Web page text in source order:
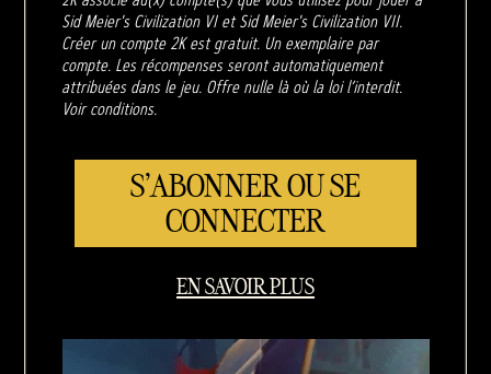
Sid Meier's Civilization VI et Sid Meier's Civilization VII.
Créer un compte 2K est gratuit. Un exemplaire par
compte. Les récompenses seront automatiquement
attribuées dans le jeu. Offre nulle là où la loi l’interdit.
Voir conditions.
S'ABONNER OU SE
CONNECTER
EN SAVOIR PLUS